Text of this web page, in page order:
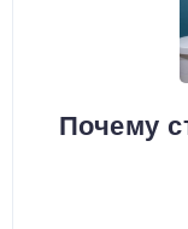
Почему